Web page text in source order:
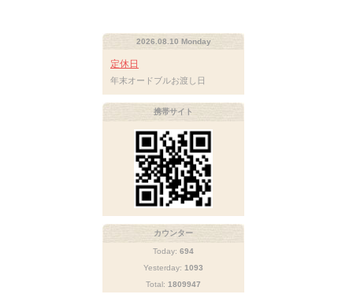
2026.08.10 Monday
定休日
年末オードブルお渡し日
携帯サイト
カウンター
Today: 694
Yesterday: 1093
Total: 1809947